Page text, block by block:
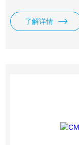
可选择电池电压指
0-40℃ 湿度：10-
了解详情